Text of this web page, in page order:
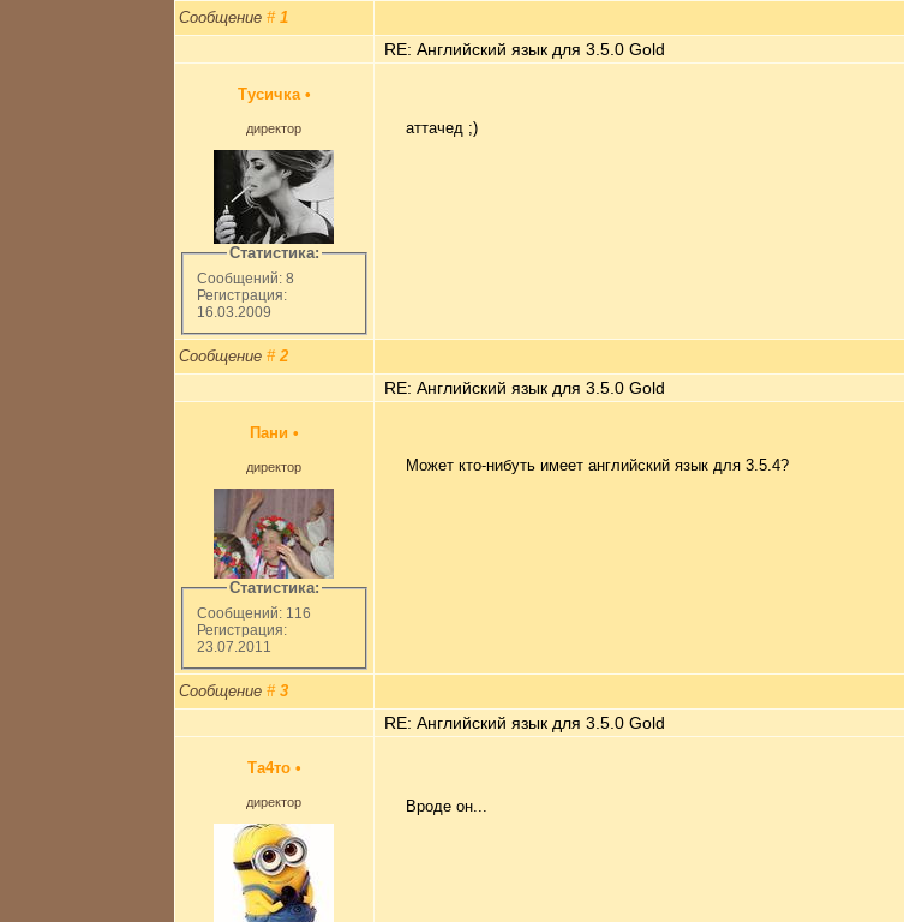
Сообщение # 1
RE: Английский язык для 3.5.0 Gold
Тусичка •
директор
Статистика:
Сообщений: 8
Регистрация:
16.03.2009
аттачед ;)
Сообщение # 2
RE: Английский язык для 3.5.0 Gold
Пани •
директор
Статистика:
Сообщений: 116
Регистрация:
23.07.2011
Может кто-нибуть имеет английский язык для 3.5.4?
Сообщение # 3
RE: Английский язык для 3.5.0 Gold
Та4то •
директор Вроде он...